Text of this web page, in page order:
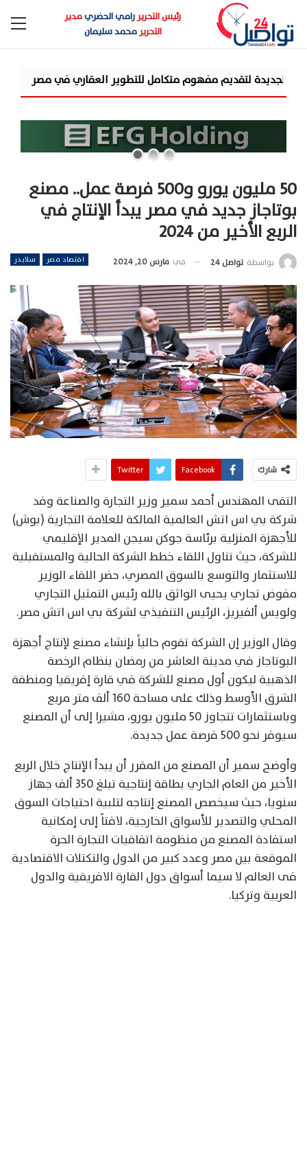
رئيس التحريررامي الحضريمدير
التحريرمحمد سليمان
شركة «AIG» تتعاون مع «CSCEC الصينية» بمشروع «AI Tower» بأعلى المعايير العالمية
50 مليون يورو و500 فرصة عمل.. مصنع
بوتاجاز جديد في مصر يبدأ الإنتاج في
الربع الأخير من 2024
اقتصاد مصر سلايدر بواسطة تواصل 24 في مارس 20, 2024
شارك Facebook
Twitter
التقى المهندس أحمد سمير وزير التجارة والصناعة وفد
شركة بي اس اتش العالمية المالكة للعلامة التجارية (بوش)
للأجهزة المنزلية برئاسة جوكن سيجن المدير الإقليمي
للشركة، حيث تناول اللقاء خطط الشركة الحالية والمستقبلية
للاستثمار والتوسع بالسوق المصري، حضر اللقاء الوزير
مفوض تجاري يحيى الواثق بالله رئيس التمثيل التجاري
ولويس ألفيريز، الرئيس التنفيذي لشركة بي اس اتش مصر.
وقال الوزير إن الشركة تقوم حالياً بإنشاء مصنع لإنتاج أجهزة
البوتاجاز في مدينة العاشر من رمضان بنظام الرخصة
الذهبية ليكون أول مصنع للشركة في قارة إفريقيا ومنطقة
الشرق الأوسط وذلك على مساحة 160 ألف متر مربع
وباستثمارات تتجاوز 50 مليون يورو، مشيرا إلى أن المصنع
سيوفر نحو 500 فرصة عمل جديدة.
وأوضح سمير أن المصنع من المقرر أن يبدأ الإنتاج خلال الربع
الأخير من العام الجاري بطاقة إنتاجية تبلغ 350 ألف جهاز
سنويا، حيث سيخصص المصنع إنتاجه لتلبية احتياجات السوق
المحلي والتصدير للأسواق الخارجية، لافتاً إلى إمكانية
استفادة المصنع من منظومة اتفاقيات التجارة الحرة
الموقعة بين مصر وعدد كبير من الدول والتكتلات الاقتصادية
فى العالم لا سيما أسواق دول القارة الافريقية والدول
العربية وتركيا.